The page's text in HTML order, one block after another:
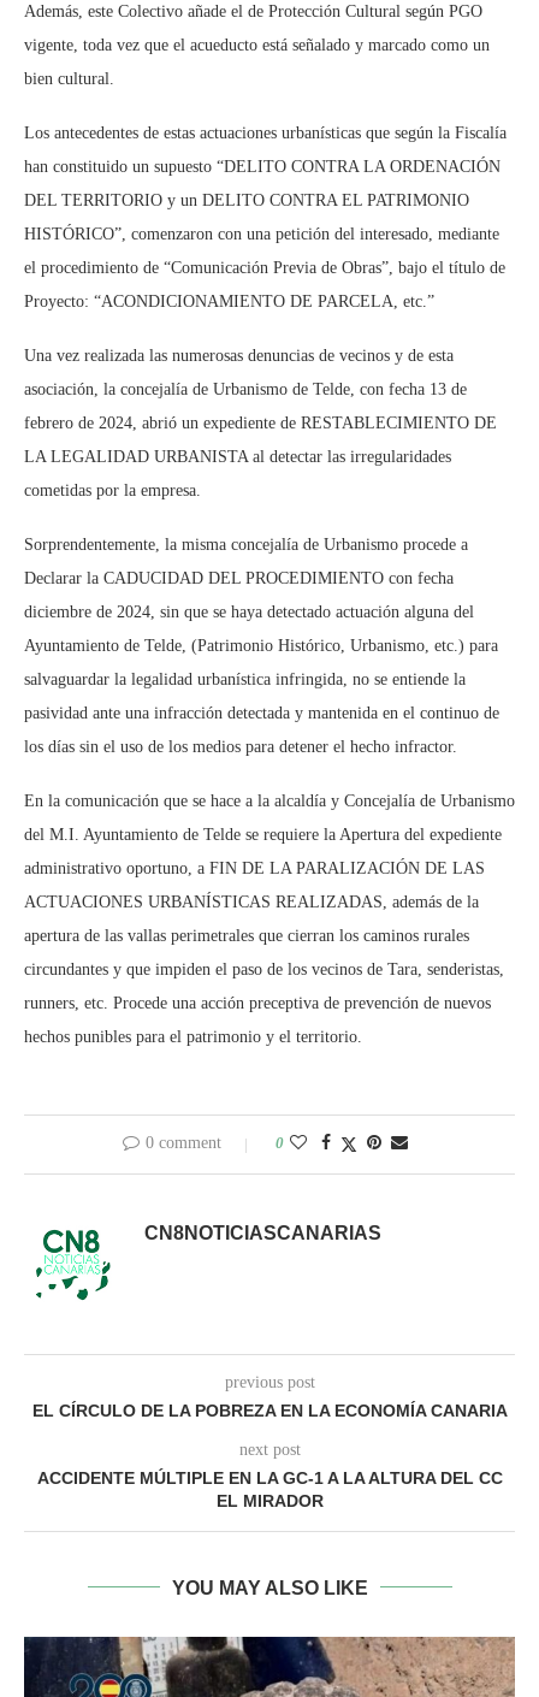
Además, este Colectivo añade el de Protección Cultural según PGO
vigente, toda vez que el acueducto está señalado y marcado como un
bien cultural.
Los antecedentes de estas actuaciones urbanísticas que según la Fiscalía
han constituido un supuesto “DELITO CONTRA LA ORDENACIÓN
DEL TERRITORIO y un DELITO CONTRA EL PATRIMONIO
HISTÓRICO”, comenzaron con una petición del interesado, mediante
el procedimiento de “Comunicación Previa de Obras”, bajo el título de
Proyecto: “ACONDICIONAMIENTO DE PARCELA, etc.”
Una vez realizada las numerosas denuncias de vecinos y de esta
asociación, la concejalía de Urbanismo de Telde, con fecha 13 de
febrero de 2024, abrió un expediente de RESTABLECIMIENTO DE
LA LEGALIDAD URBANISTA al detectar las irregularidades
cometidas por la empresa.
Sorprendentemente, la misma concejalía de Urbanismo procede a
Declarar la CADUCIDAD DEL PROCEDIMIENTO con fecha
diciembre de 2024, sin que se haya detectado actuación alguna del
Ayuntamiento de Telde, (Patrimonio Histórico, Urbanismo, etc.) para
salvaguardar la legalidad urbanística infringida, no se entiende la
pasividad ante una infracción detectada y mantenida en el continuo de
los días sin el uso de los medios para detener el hecho infractor.
En la comunicación que se hace a la alcaldía y Concejalía de Urbanismo
del M.I. Ayuntamiento de Telde se requiere la Apertura del expediente
administrativo oportuno, a FIN DE LA PARALIZACIÓN DE LAS
ACTUACIONES URBANÍSTICAS REALIZADAS, además de la
apertura de las vallas perimetrales que cierran los caminos rurales
circundantes y que impiden el paso de los vecinos de Tara, senderistas,
runners, etc. Procede una acción preceptiva de prevención de nuevos
hechos punibles para el patrimonio y el territorio.
0 comment 0
CN8NOTICIASCANARIAS
previous post
EL CÍRCULO DE LA POBREZA EN LA ECONOMÍA CANARIA
next post
ACCIDENTE MÚLTIPLE EN LA GC-1 A LA ALTURA DEL CC
EL MIRADOR
YOU MAY ALSO LIKE